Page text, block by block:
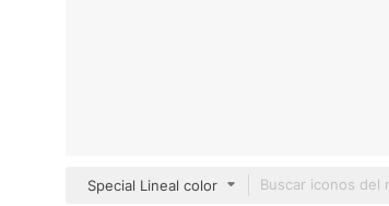
Special Lineal color